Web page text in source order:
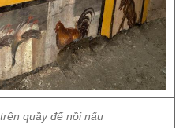
quầy để nồi nấu